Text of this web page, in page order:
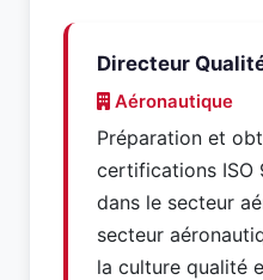
Directeur
Aéronautique
Préparation et
certifications ISO
dans le secteur
secteur
la culture qualité